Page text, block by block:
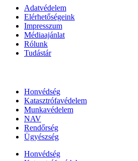
Adatvédelem
Elérhetőségeink
Impresszum
Médiaajánlat
Rólunk
Tudástár
Honvédség
Katasztrófavédelem
Munkavédelem
NAV
Rendőrség
Ügyészség
Honvédség